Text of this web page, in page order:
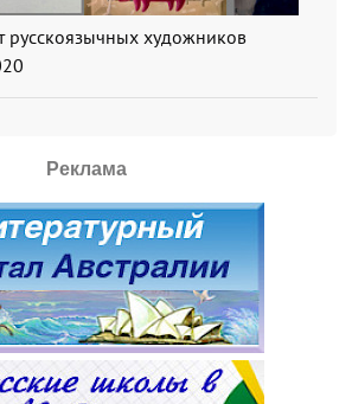
русскоязычных художников
Реклама